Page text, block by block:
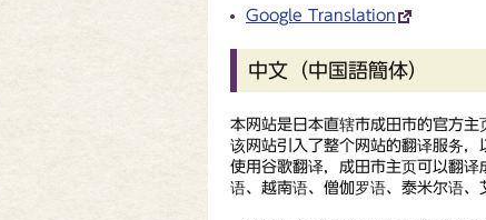
Google Translation
中文（中国語簡体）
本网站是日本直辖市成田市的官方主
该网站引入了整个网站的翻译服务，
使用谷歌翻译，成田市主页可以翻
语、越南语、僧伽罗语、泰米尔语、